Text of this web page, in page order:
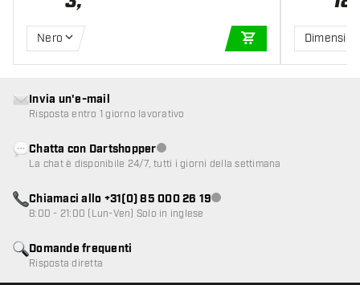
Nero
AGGIUNGI AL
Domande frequenti
Risposta diretta
Invia un'e-mail
Risposta entro 1 giorno lavorativo
Chatta con DartshopperServizio clienti non disponibile
La chat è disponibile 24/7, tutti i giorni della settimana
Chiamaci allo +31(0) 85 000 26 19Servizio clienti non disponibile
8:00 - 21:00 (Lun-Ven) Solo in inglese